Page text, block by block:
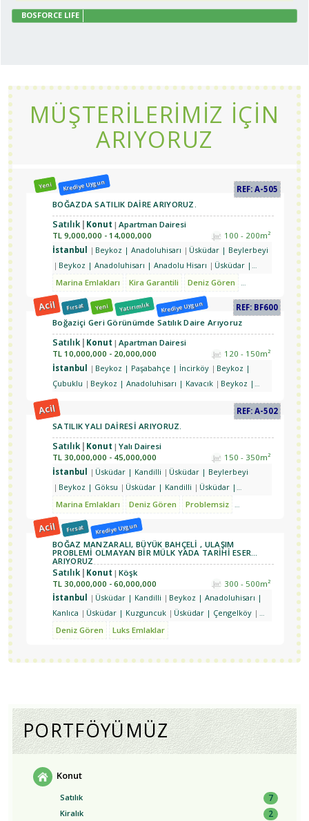
BOSFORCE LIFE
MÜŞTERİLERİMİZ İÇİN
ARIYORUZ
Yeni Krediye Uygun
BOĞAZDA SATILIK DAİRE ARIYORUZ.
Satılık Konut Apartman Dairesi
REF: A-505
TL 9,000,000 - 14,000,000
100 - 200m²
İstanbul
Beykoz | Anadoluhisarı
Üsküdar | Beylerbeyi
Beykoz | Anadoluhisarı | Anadolu Hisarı
Üsküdar |
Kandilli
Üsküdar | Beylerbeyi
Üsküdar | Çengelköy |
Güzeltepe
Beykoz | Göksu
Beykoz | Anadoluhisarı |
Kavacık
Marina Emlakları Kira Garantili Deniz Gören
Acil Fırsat Yeni Yatırımlık Krediye Uygun
Boğaziçi Geri Görünümde Satılık Daire Arıyoruz
Satılık Konut Apartman Dairesi
REF: BF600
TL 10,000,000 - 20,000,000
120 - 150m²
İstanbul
Beykoz | Paşabahçe | İncirköy
Beykoz |
Çubuklu
Beykoz | Anadoluhisarı | Kavacık
Beykoz |
Göksu
Göztepe
Üsküdar | Çengelköy
Üsküdar | Beylerbeyi | Burhaniye
| Küplüce
Üsküdar | Kuzguncuk
| Kuzguncuk
Acil
SATILIK YALI DAİRESİ ARIYORUZ.
Satılık Konut Yalı Dairesi
REF: A-502
TL 30,000,000 - 45,000,000
150 - 350m²
İstanbul
Üsküdar | Kandilli
Üsküdar | Beylerbeyi
Beykoz | Göksu
Üsküdar | Kandilli
Üsküdar |
Çengelköy
Üsküdar | Beylerbeyi
Üsküdar | Kandilli |
Kuleli
Marina Emlakları Deniz Gören Problemsiz
Acil Fırsat Krediye Uygun
BOĞAZ MANZARALI, BÜYÜK BAHÇELİ , ULAŞIM
PROBLEMİ OLMAYAN BİR MÜLK YADA TARİHİ ESER
ARIYORUZ
Satılık Konut
Köşk
TL 30,000,000 - 60,000,000
300 - 500m²
İstanbul
Üsküdar | Kandilli
Beykoz | Anadoluhisarı |
Kanlıca
Üsküdar | Kuzguncuk
Üsküdar | Çengelköy
Üsküdar | Beylerbeyi
Üsküdar | Bahçelievler |
| Altunizade
Üsküdar | Beylerbeyi | Burhaniye
Üsküdar
Deniz Gören Luks Emlaklar
PORTFÖYÜMÜZ
Konut
Satılık 7
Kiralık 2